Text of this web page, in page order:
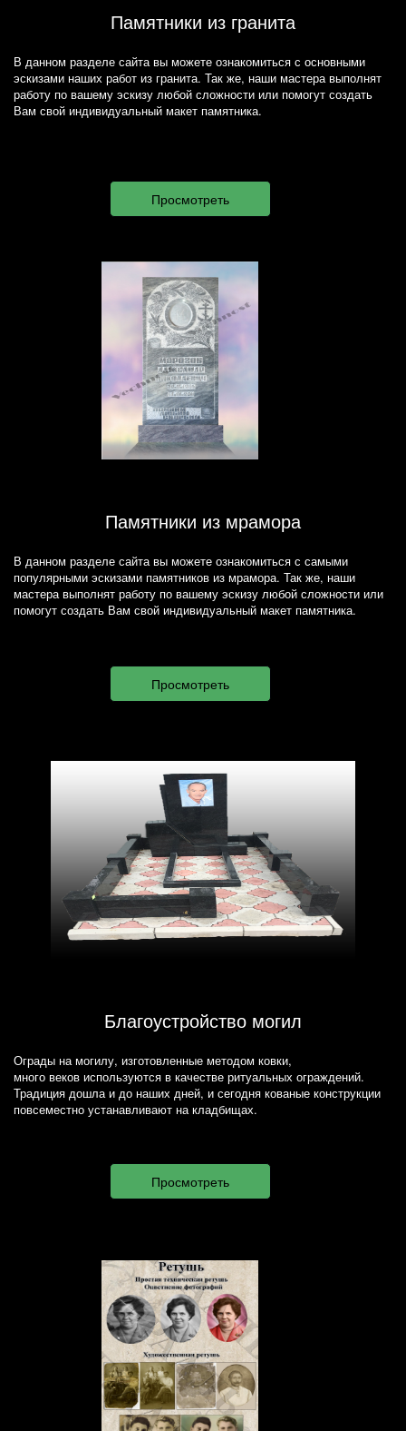
Памятники из гранита
В данном разделе сайта вы можете ознакомиться с основными
эскизами наших работ из гранита. Так же, наши мастера выполнят
работу по вашему эскизу любой сложности или помогут создать
Вам свой индивидуальный макет памятника.
Памятники из мрамора
В данном разделе сайта вы можете ознакомиться с самыми
популярными эскизами памятников из мрамора. Так же, наши
мастера выполнят работу по вашему эскизу любой сложности или
помогут создать Вам свой индивидуальный макет памятника.
Благоустройство могил
Ограды на могилу, изготовленные методом ковки,
много веков используются в качестве ритуальных ограждений.
Традиция дошла и до наших дней, и сегодня кованые конструкции
повсеместно устанавливают на кладбищах.